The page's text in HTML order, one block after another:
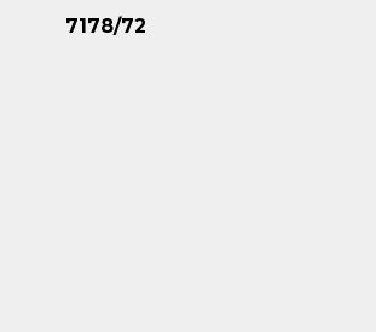
7178/72